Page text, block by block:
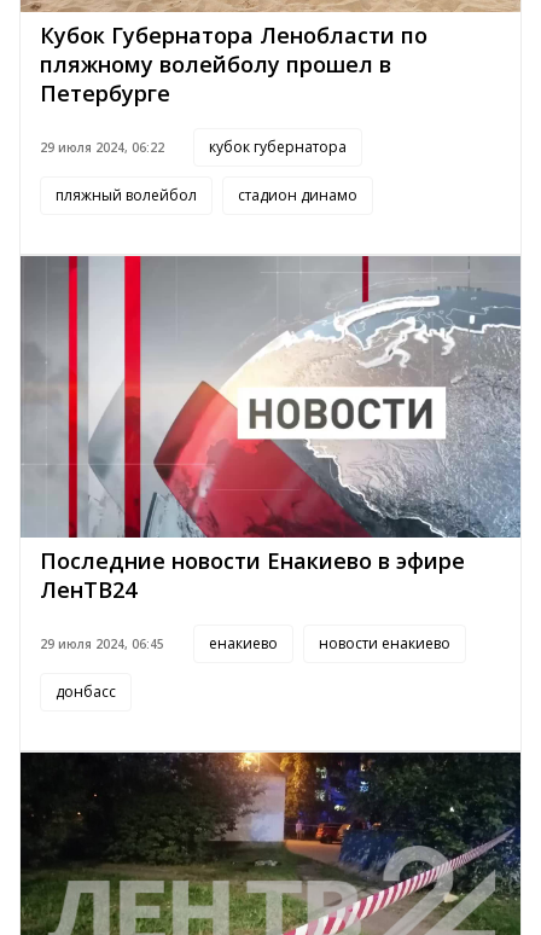
Кубок Губернатора Ленобласти по
пляжному волейболу прошел в
Петербурге
29 июля 2024, 06:22 кубок губернатора
пляжный волейбол стадион динамо
Последние новости Енакиево в эфире
ЛенТВ24
29 июля 2024, 06:45 енакиево новости енакиево
донбасс